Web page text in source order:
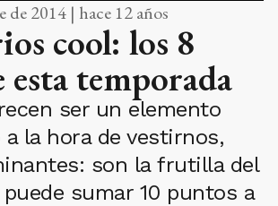
de 2014 | hace 12 años
cool: los 8
esta temporada
ser un elemento
la hora de vestirnos,
son la frutilla del
sumar 10 puntos a